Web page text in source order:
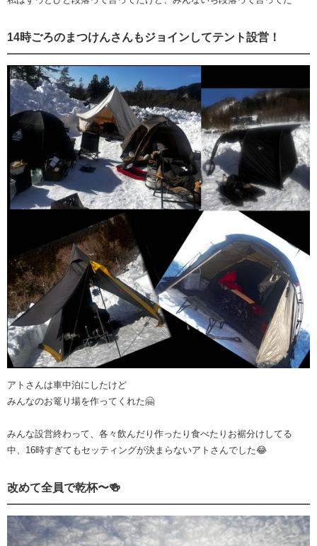
14時ごろのまつけんさんもジョインしてテント設営！
アトさんは車中泊にしたけど
みんなのお篭り場を作ってくれた🤗
みんな設営終わって、各々飲んだり作ったり食べたりお裾分けしてる
中、16時すぎてもセッティングが決まらないアトさんでした😂
改めて全員で乾杯〜🍻